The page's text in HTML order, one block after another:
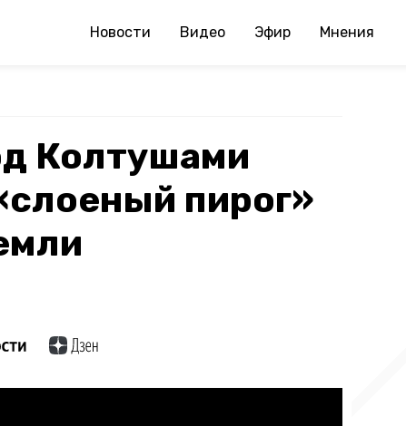
Новости Видео Эфир Мнения
Колтушами
пирог»